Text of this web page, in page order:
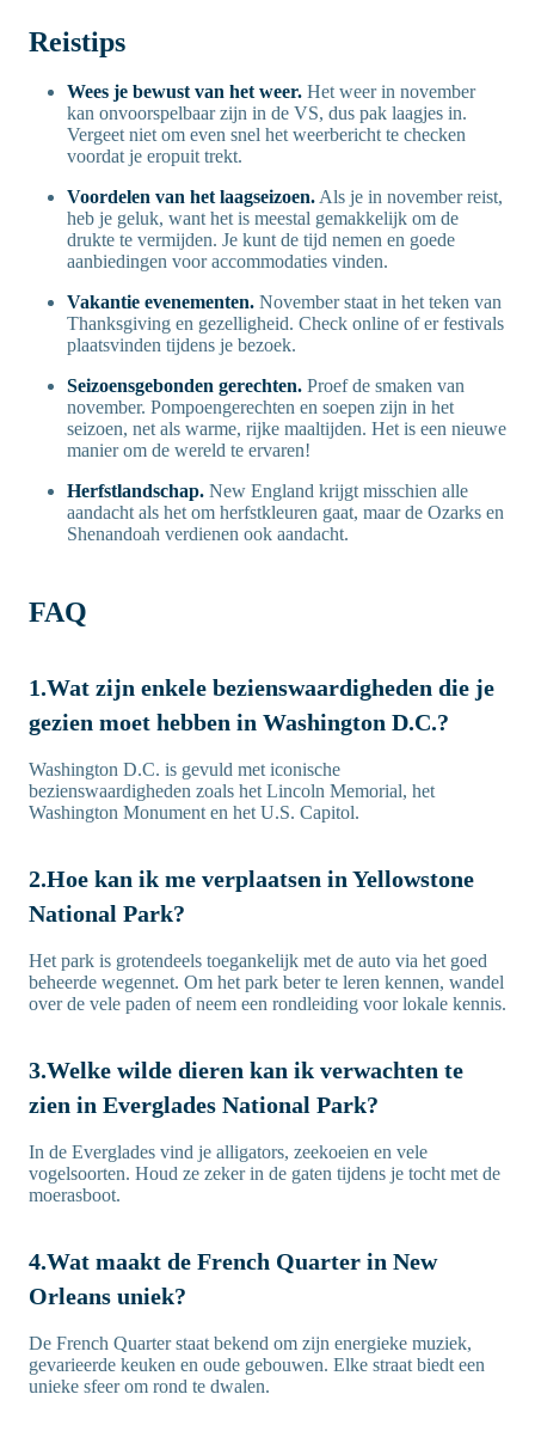
Reistips
Wees je bewust van het weer. Het weer in november
kan onvoorspelbaar zijn in de VS, dus pak laagjes in.
Vergeet niet om even snel het weerbericht te checken
voordat je eropuit trekt.
Voordelen van het laagseizoen. Als je in november reist,
heb je geluk, want het is meestal gemakkelijk om de
drukte te vermijden. Je kunt de tijd nemen en goede
aanbiedingen voor accommodaties vinden.
Vakantie evenementen. November staat in het teken van
Thanksgiving en gezelligheid. Check online of er festivals
plaatsvinden tijdens je bezoek.
Seizoensgebonden gerechten. Proef de smaken van
november. Pompoengerechten en soepen zijn in het
seizoen, net als warme, rijke maaltijden. Het is een nieuwe
manier om de wereld te ervaren!
Herfstlandschap. New England krijgt misschien alle
aandacht als het om herfstkleuren gaat, maar de Ozarks en
Shenandoah verdienen ook aandacht.
FAQ
1.Wat zijn enkele bezienswaardigheden die je
gezien moet hebben in Washington D.C.?
Washington D.C. is gevuld met iconische
bezienswaardigheden zoals het Lincoln Memorial, het
Washington Monument en het U.S. Capitol.
2.Hoe kan ik me verplaatsen in Yellowstone
National Park?
Het park is grotendeels toegankelijk met de auto via het goed
beheerde wegennet. Om het park beter te leren kennen, wandel
over de vele paden of neem een rondleiding voor lokale kennis.
3.Welke wilde dieren kan ik verwachten te
zien in Everglades National Park?
In de Everglades vind je alligators, zeekoeien en vele
vogelsoorten. Houd ze zeker in de gaten tijdens je tocht met de
moerasboot.
4.Wat maakt de French Quarter in New
Orleans uniek?
De French Quarter staat bekend om zijn energieke muziek,
gevarieerde keuken en oude gebouwen. Elke straat biedt een
unieke sfeer om rond te dwalen.